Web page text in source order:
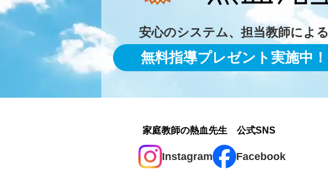
安心のシステム、担当教師による
無料指導プレゼント実施中！
家庭教師の熱血先生 公式SNS
Instagram Facebook